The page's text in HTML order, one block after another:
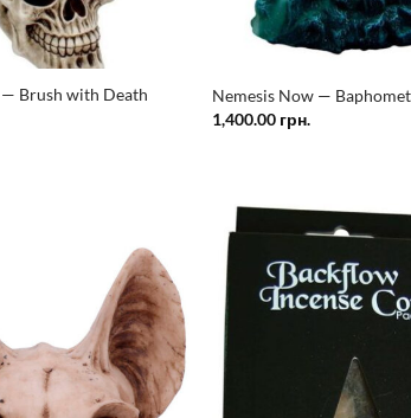
Brush with Death
Nemesis Now — Baphomet
1,400.00 грн.
Додати
у
список
бажань